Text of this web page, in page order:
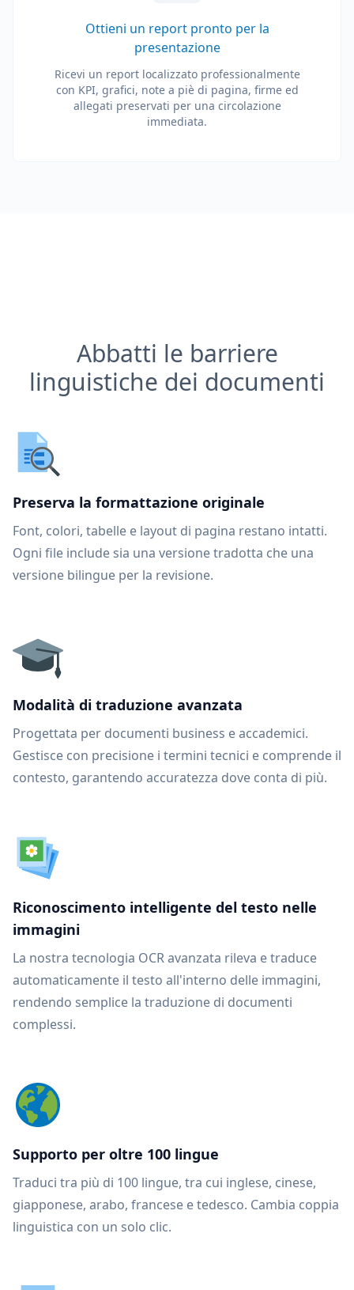
Ottieni un report pronto per la
presentazione
Ricevi un report localizzato professionalmente
con KPI, grafici, note a piè di pagina, firme ed
allegati preservati per una circolazione
immediata.
Abbatti le barriere
linguistiche dei documenti
Preserva la formattazione originale
Font, colori, tabelle e layout di pagina restano intatti.
Ogni file include sia una versione tradotta che una
versione bilingue per la revisione.
Modalità di traduzione avanzata
Progettata per documenti business e accademici.
Gestisce con precisione i termini tecnici e comprende il
contesto, garantendo accuratezza dove conta di più.
Riconoscimento intelligente del testo nelle
immagini
La nostra tecnologia OCR avanzata rileva e traduce
automaticamente il testo all'interno delle immagini,
rendendo semplice la traduzione di documenti
complessi.
Supporto per oltre 100 lingue
Traduci tra più di 100 lingue, tra cui inglese, cinese,
giapponese, arabo, francese e tedesco. Cambia coppia
linguistica con un solo clic.